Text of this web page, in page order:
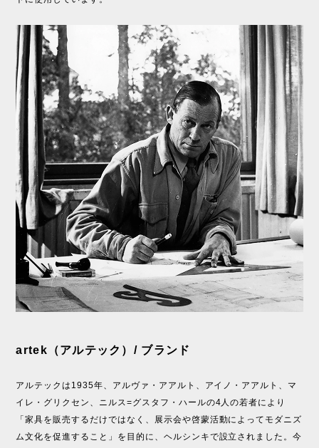
artek（アルテック）/ ブランド
アルテックは1935年、アルヴァ・アアルト、アイノ・アアルト、マ
イレ・グリクセン、ニルス=グスタフ・ハールの4人の若者により
「家具を販売するだけではなく、展示会や啓蒙活動によってモダニズ
ム文化を促進すること」を目的に、ヘルシンキで設立されました。今